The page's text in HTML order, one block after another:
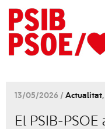
13/05/2026 / Actualitat,
El PSIB-PSOE